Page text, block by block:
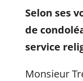
Selon ses
de
service
Monsieur